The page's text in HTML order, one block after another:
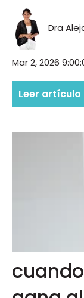
Dra
Mar 2, 2026
Leer artículo